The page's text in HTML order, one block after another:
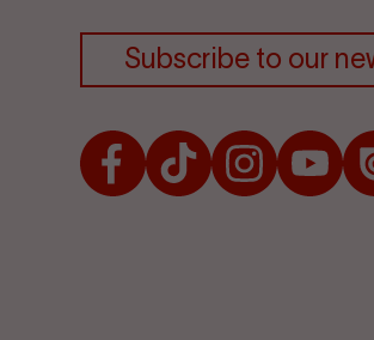
Subscribe to our
Facebook
TikTokInstagram